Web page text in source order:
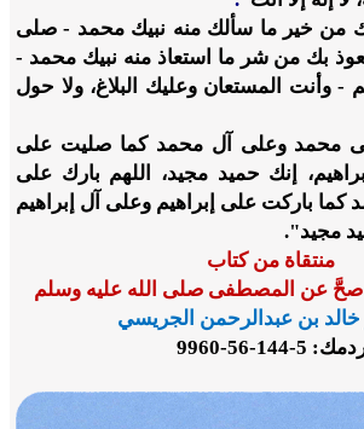
من خير ما سألك منه نبيك محمد - صلى
بك من شر ما استعاذ منه نبيك محمد -
- وأنت المستعان وعليك البلاغ، ولا حول
محمد وعلى آل محمد كما صليت على
إنك حميد مجيد، اللهم بارك على
باركت على إبراهيم وعلى آل إبراهيم
مجيد".
منتقاة من كتاب
صحَّ عن المصطفى صلى الله عليه وسلم
خالد بن عبدالرحمن الجريسي
5-144-56-9960